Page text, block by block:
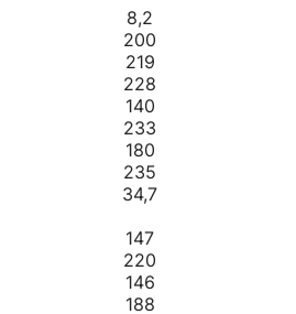
8,2
200
219
228
140
233
180
235
34,7
147
220
146
188